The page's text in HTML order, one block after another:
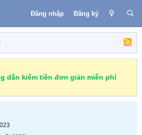
Đăng nhập Đăng ký
dẫn kiếm tiền đơn giản miễn phí